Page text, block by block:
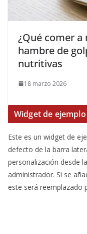
¿Qué comer
hambre de
nutritivas
18 marzo 2026
Widget de ejemplo
Este es un widget de
defecto de la barra
personalización desde
administrador. Si se
este será reemplazado